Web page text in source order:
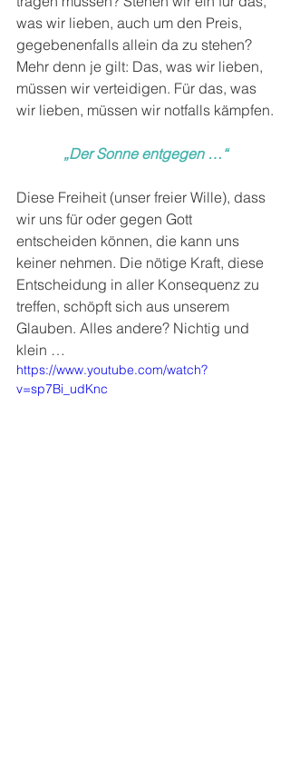
was wir lieben, auch um den Preis,
gegebenenfalls allein da zu stehen?
Mehr denn je gilt: Das, was wir lieben,
müssen wir verteidigen. Für das, was
wir lieben, müssen wir notfalls kämpfen.
„Der Sonne entgegen …“
Diese Freiheit (unser freier Wille), dass
wir uns für oder gegen Gott
entscheiden können, die kann uns
keiner nehmen. Die nötige Kraft, diese
Entscheidung in aller Konsequenz zu
treffen, schöpft sich aus unserem
Glauben. Alles andere? Nichtig und
klein …
https://www.youtube.com/watch?
v=sp7Bi_udKnc